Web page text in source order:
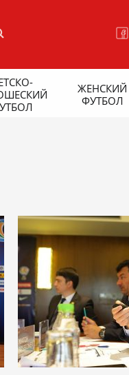
ЖЕНСКИЙ
ФУТБОЛ